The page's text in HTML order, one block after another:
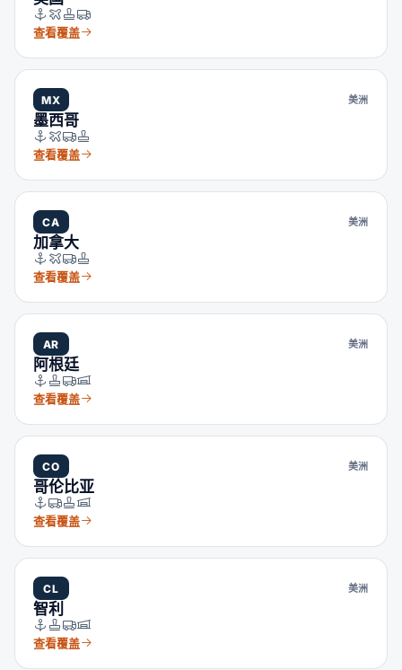
查看覆盖
MX 美洲
墨西哥
查看覆盖
CA 美洲
加拿大
查看覆盖
AR 美洲
阿根廷
查看覆盖
CO 美洲
哥伦比亚
查看覆盖
CL 美洲
智利
查看覆盖